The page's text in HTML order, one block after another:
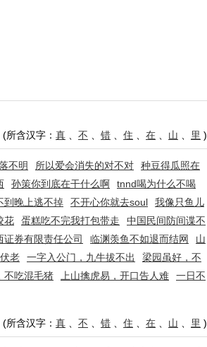
(所含汉字： 真 不 错 住 在 山 里 )
不明 所以爱会消失的对不对
种豆得瓜照在
孙策你到底在干什么啊
tnnd喝为什么不喝
到晚上逃不掉 不开心你就去soul
我像只鱼儿
花 蛋糕吃不完我打包带走
中国民间防间谍不
证券有限责任公司 临渊羡鱼不如退而结网
山
老 一字入公门，九牛拔不出
梁园虽好，不
不吃混毛猪 上山擒虎易，开口告人难
一日不
(所含汉字： 真 不 错 住 在 山 里 )